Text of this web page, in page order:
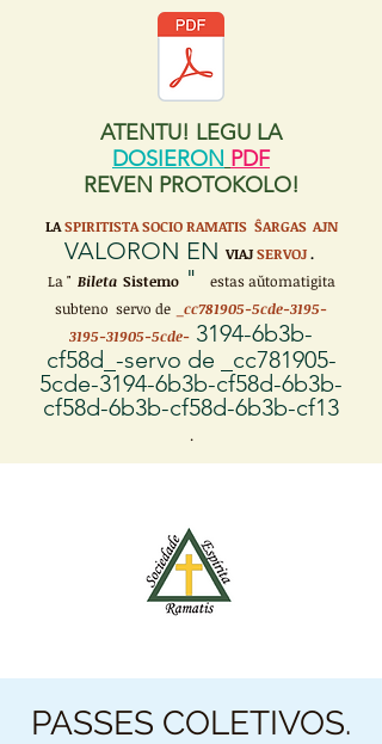
ATENTU! LEGU LA
DOSIERON PDF
REVEN PROTOKOLO!
LA SPIRITISTA SOCIO RAMATIS ŜARGAS AJN
VALORON EN VIAJSERVOJ.
La " Bileta Sistemo"
estas aŭtomatigita
subteno servo de
_cc781905-5cde-3195-
3195-31905-5cde- 3194-6b3b-
cf58d_-servo de _cc781905-
5cde-3194-6b3b-cf58d-6b3b-
cf58d-6b3b-cf58d-6b3b-cf13
.
PASSES COLETIVOS.